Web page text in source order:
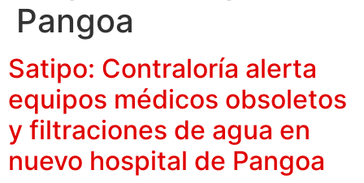
Pangoa
Satipo: Contraloría alerta
equipos médicos obsoletos
y filtraciones de agua en
nuevo hospital de Pangoa